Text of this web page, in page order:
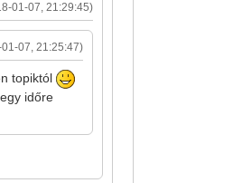
01-07, 21:29:45)
07, 21:25:47)
topiktól
időre